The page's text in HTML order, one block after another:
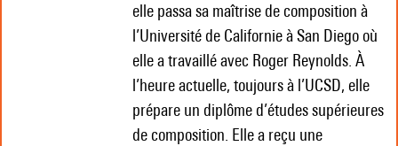
elle passa sa maîtrise de composition à
l’Université de Californie à San Diego où
elle a travaillé avec Roger Reynolds. À
l’heure actuelle, toujours à l’UCSD, elle
prépare un diplôme d’études supérieures
de composition. Elle a reçu une